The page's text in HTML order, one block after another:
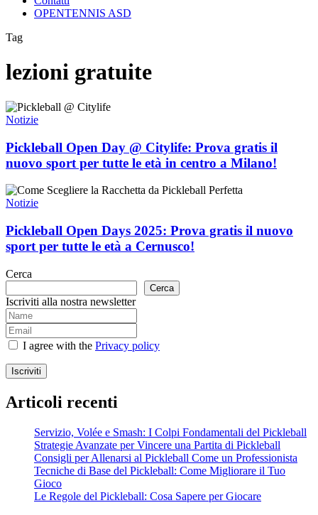
OPENTENNIS ASD
Tag
lezioni gratuite
Pickleball
Open
@
Citylife:
Prova
gratis
il
nuovo
per
tutte
età
in
centro
a
Milano!
Notizie
Pickleball Open Day @ Citylife: Prova gratis il
nuovo sport per tutte le età in centro a Milano!
Pickleball
Open
2025:
Prova
gratis
nuovo
per
tutte
le
età
Cernusco!
Notizie
Pickleball Open Days 2025: Prova gratis il nuovo
sport per tutte le età a Cernusco!
Cerca
Cerca
Iscriviti alla nostra newsletter
I agree with the Privacy policy
Iscriviti
Articoli recenti
Servizio, Volée e Smash: I Colpi Fondamentali del Pickleball
Strategie Avanzate per Vincere una Partita di Pickleball
Consigli per Allenarsi al Pickleball Come un Professionista
Tecniche di Base del Pickleball: Come Migliorare il Tuo
Gioco
Le Regole del Pickleball: Cosa Sapere per Giocare